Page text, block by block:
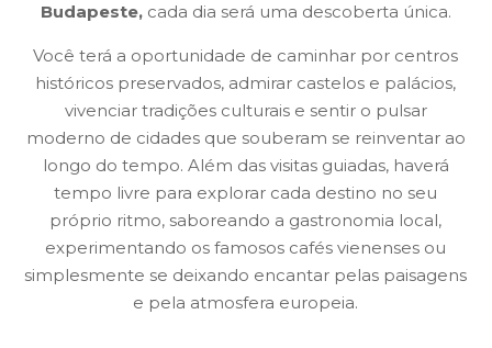
Budapeste,cada dia será uma descoberta única.
Você terá a oportunidade de caminhar por centros
históricos preservados, admirar castelos e palácios,
vivenciar tradições culturais e sentir o pulsar
moderno de cidades que souberam se reinventar ao
longo do tempo. Além das visitas guiadas, haverá
tempo livre para explorar cada destino no seu
próprio ritmo, saboreando a gastronomia local,
experimentando os famosos cafés vienenses ou
simplesmente se deixando encantar pelas paisagens
e pela atmosfera europeia.